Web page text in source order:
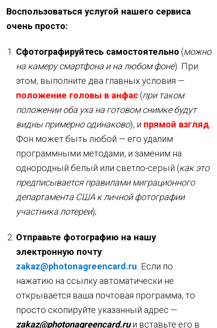
Воспользоваться услугой нашего сервиса
очень просто:
Сфотографируйтесь самостоятельно (можно
на камеру смартфона и на любом фоне). При
этом, выполните два главных условия —
положение головы в анфас(при таком
положении оба уха на готовом снимке будут
видны примерно одинаково), и прямой взгляд
Фон может быть любой — его удалим
программными методами, и заменим на
однородный белый или светло-серый (как это
предписывается правилами миграционного
департамента США к личной фотографии
участника лотереи);
Отправьте фотографию на нашу
электронную почту:
zakaz@photonagreencard.ru . Если по
нажатию на ссылку автоматически не
открывается ваша почтовая программа, то
просто скопируйте указанный адрес —
zakaz@photonagreencard.ruи вставьте его в